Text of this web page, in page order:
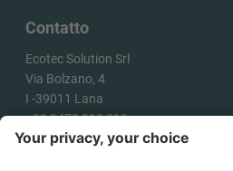
Contatto
Ecotec Solution Srl
Via Bolzano, 4
I -39011 Lana
+39 0473 313 010
info@ecotecsolution.com